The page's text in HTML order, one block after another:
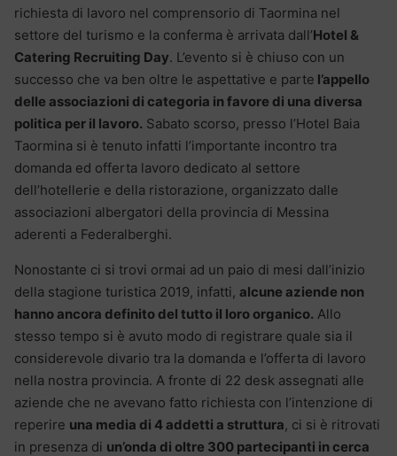
richiesta di lavoro nel comprensorio di Taormina nel
settore del turismo e la conferma è arrivata dall’Hotel &
Catering Recruiting Day. L’evento si è chiuso con un
successo che va ben oltre le aspettative e parte l’appello
delle associazioni di categoria in favore di una diversa
politica per il lavoro. Sabato scorso, presso l’Hotel Baia
Taormina si è tenuto infatti l’importante incontro tra
domanda ed offerta lavoro dedicato al settore
dell’hotellerie e della ristorazione, organizzato dalle
associazioni albergatori della provincia di Messina
aderenti a Federalberghi.
Nonostante ci si trovi ormai ad un paio di mesi dall’inizio
della stagione turistica 2019, infatti, alcune aziende non
hanno ancora definito del tutto il loro organico. Allo
stesso tempo si è avuto modo di registrare quale sia il
considerevole divario tra la domanda e l’offerta di lavoro
nella nostra provincia. A fronte di 22 desk assegnati alle
aziende che ne avevano fatto richiesta con l’intenzione di
reperire una media di 4 addetti a struttura, ci si è ritrovati
in presenza di un’onda di oltre 300 partecipanti in cerca